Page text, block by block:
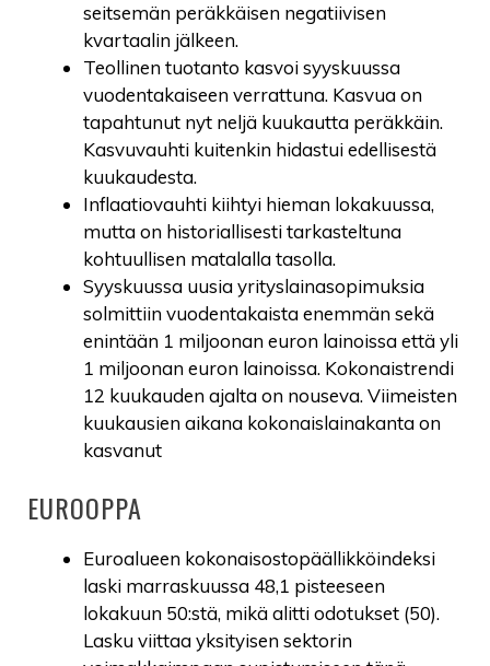
seitsemän peräkkäisen negatiivisen
kvartaalin jälkeen.
Teollinen tuotanto kasvoi syyskuussa
vuodentakaiseen verrattuna. Kasvua on
tapahtunut nyt neljä kuukautta peräkkäin.
Kasvuvauhti kuitenkin hidastui edellisestä
kuukaudesta.
Inflaatiovauhti kiihtyi hieman lokakuussa,
mutta on historiallisesti tarkasteltuna
kohtuullisen matalalla tasolla.
Syyskuussa uusia yrityslainasopimuksia
solmittiin vuodentakaista enemmän sekä
enintään 1 miljoonan euron lainoissa että yli
1 miljoonan euron lainoissa. Kokonaistrendi
12 kuukauden ajalta on nouseva. Viimeisten
kuukausien aikana kokonaislainakanta on
kasvanut
EUROOPPA
Euroalueen kokonaisostopäällikköindeksi
laski marraskuussa 48,1 pisteeseen
lokakuun 50:stä, mikä alitti odotukset (50).
Lasku viittaa yksityisen sektorin